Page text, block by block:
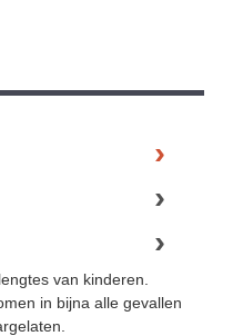
van kinderen.
in bijna alle gevallen